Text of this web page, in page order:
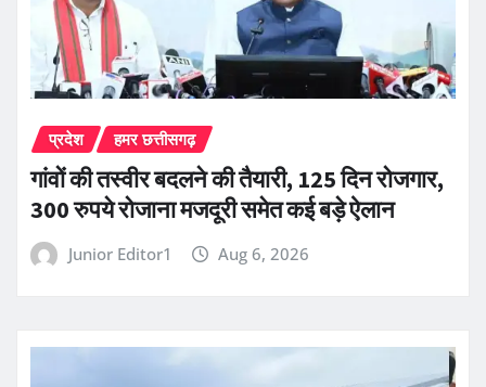
प्रदेश हमर छत्तीसगढ़
गांवों की तस्वीर बदलने की तैयारी, 125 दिन रोजगार,
300 रुपये रोजाना मजदूरी समेत कई बड़े ऐलान
Junior Editor1 Aug 6, 2026